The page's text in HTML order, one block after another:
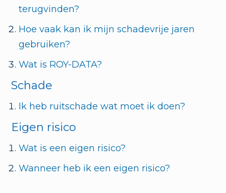
terugvinden?
Hoe vaak kan ik mijn schadevrije jaren
gebruiken?
Wat is ROY-DATA?
Schade
Ik heb ruitschade wat moet ik doen?
Eigen risico
Wat is een eigen risico?
Wanneer heb ik een eigen risico?